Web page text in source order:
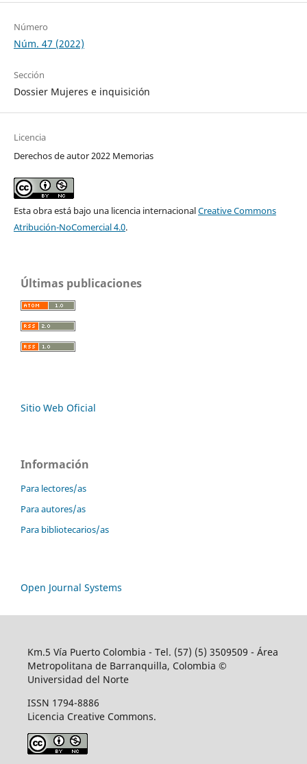
Número
Núm. 47 (2022)
Sección
Dossier Mujeres e inquisición
Licencia
Derechos de autor 2022 Memorias
Esta obra está bajo una licencia internacionalCreative Commons
Atribución-NoComercial 4.0.
Últimas publicaciones
Sitio Web Oficial
Información
Para lectores/as
Para autores/as
Para bibliotecarios/as
Open Journal Systems
Km.5 Vía Puerto Colombia - Tel. (57) (5) 3509509 - Área
Metropolitana de Barranquilla, Colombia ©
Universidad del Norte
ISSN 1794-8886
Licencia Creative Commons.